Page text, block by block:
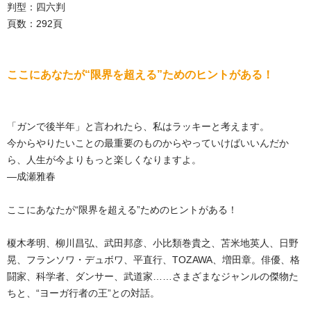
判型：四六判
頁数：292頁
ここにあなたが“限界を超える”ためのヒントがある！
「ガンで後半年」と言われたら、私はラッキーと考えます。
今からやりたいことの最重要のものからやっていけばいいんだか
ら、人生が今よりもっと楽しくなりますよ。
―成瀬雅春
ここにあなたが“限界を超える”ためのヒントがある！
榎木孝明、柳川昌弘、武田邦彦、小比類巻貴之、苫米地英人、日野
晃、フランソワ・デュボワ、平直行、TOZAWA、増田章。俳優、格
闘家、科学者、ダンサー、武道家……さまざまなジャンルの傑物た
ちと、“ヨーガ行者の王”との対話。